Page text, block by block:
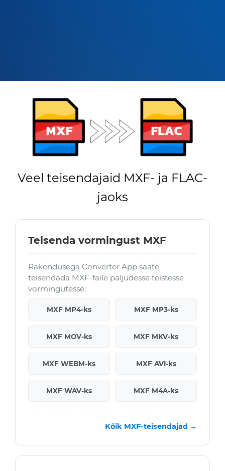
Veel teisendajaid MXF- ja FLAC-
jaoks
Teisenda vormingust MXF
Rakendusega Converter App saate
teisendada MXF-faile paljudesse teistesse
vormingutesse:
MXF MP4-ks MXF MP3-ks
MXF MOV-ks MXF MKV-ks
MXF WEBM-ks MXF AVI-ks
MXF WAV-ks MXF M4A-ks
Kõik MXF-teisendajad →